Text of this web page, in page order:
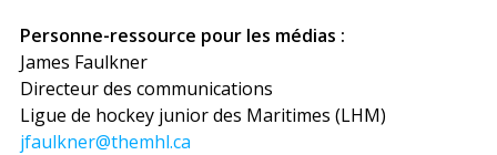
Personne-ressource pour les médias :
James Faulkner
Directeur des communications
Ligue de hockey junior des Maritimes (LHM)
jfaulkner@themhl.ca